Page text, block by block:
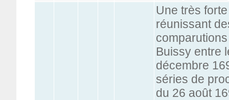
Une très
réunissant
Buissy entre
décembre
séries de
du 26 août